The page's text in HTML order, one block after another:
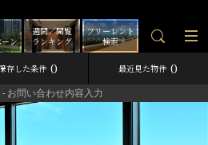
フリーレント
検索
週間／閲覧
ランキング
ン
存した条件 0 最近見た物件 0
お問い合わせ内容入力